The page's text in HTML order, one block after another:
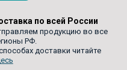
по всей России
продукцию во все
РФ.
доставки читайте